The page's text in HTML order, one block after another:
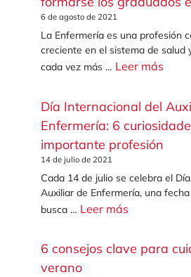
6 de agosto de 2021
La Enfermería es una profesión
creciente en el sistema de salud
cada vez más … Leer más
Día Internacional del
Enfermería: 6
importante profesión
14 de julio de 2021
Cada 14 de julio se celebra el
Auxiliar de Enfermería, una
busca … Leer más
6 consejos clave para
verano